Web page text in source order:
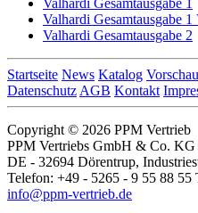
Valhardi Gesamtausgabe 1
Valhardi Gesamtausgabe
Valhardi Gesamtausgabe 2
Startseite News Katalog Vorschau
Datenschutz AGB Kontakt
Copyright © 2026 PPM Vertrieb
PPM Vertriebs GmbH & Co. KG
DE - 32694 Dörentrup,
Telefon: +49 - 5265 - 9 55 88
info@ppm-vertrieb.de